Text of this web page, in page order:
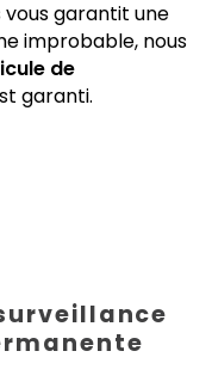
vous garantit une
improbable, nous
de
garanti.